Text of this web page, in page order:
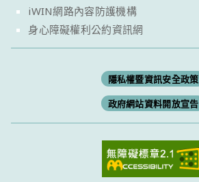
iWIN網路內容防護機構
身心障礙權利公約資訊網
隱私權暨資訊安全政策
政府網站資料開放宣告